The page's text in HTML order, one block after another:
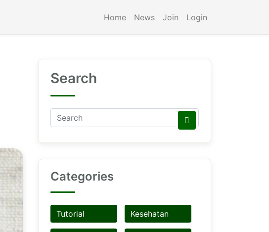
Home News Join Login
Search
Categories
Tutorial Kesehatan